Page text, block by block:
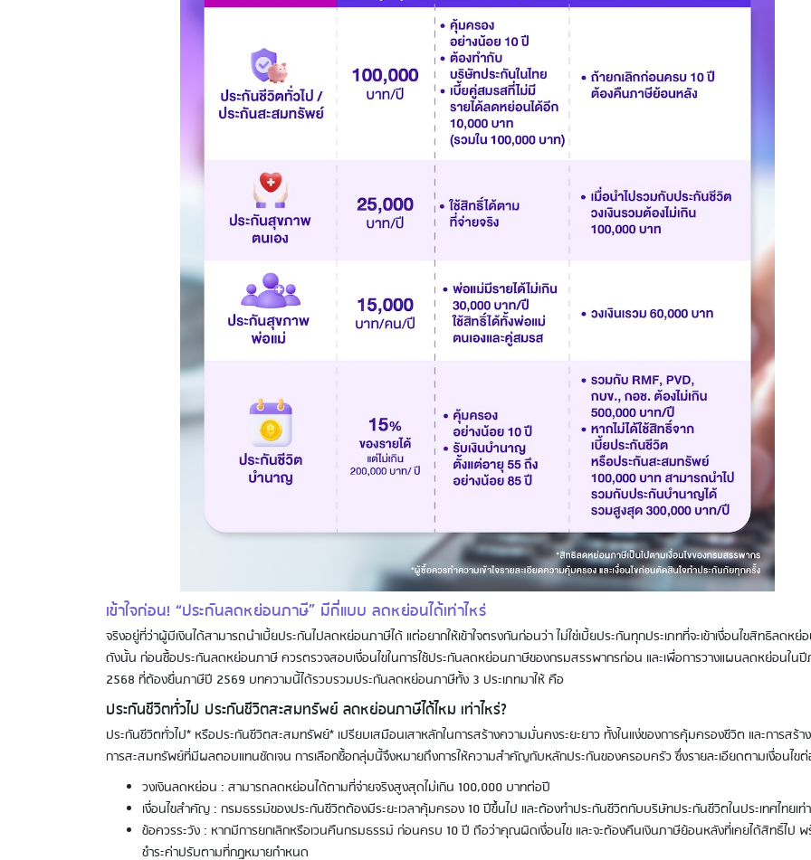
เข้าใจก่อน! “ประกันลดหย่อนภาษี” มีกี่แบบ ลดหย่อนได้เท่าไหร่
จริงอยู่ที่ว่าผู้มีเงินได้สามารถนำเบี้ยประกันไปลดหย่อนภาษีได้ แต่อยากให้เข้าใจตรงกันก่อนว่า ไม่ใช่เบี้ยประกันทุกประเภทที่จะเข้าเงื่อนไขสิทธิลดหย่
ดังนั้น ก่อนซื้อประกันลดหย่อนภาษี ควรตรวจสอบเงื่อนไขในการใช้ประกันลดหย่อนภาษีของกรมสรรพากรก่อน และเพื่อการวางแผนลดหย่อนใน
2568 ที่ต้องยื่นภาษีปี 2569 บทความนี้ได้รวบรวมประกันลดหย่อนภาษีทั้ง 3 ประเภทมาให้ คือ
ประกันชีวิตทั่วไป ประกันชีวิตสะสมทรัพย์ ลดหย่อนภาษีได้ไหม เท่าไหร่?​
ประกันชีวิตทั่วไป* หรือประกันชีวิตสะสมทรัพย์* เปรียบเสมือนเสาหลักในการสร้างความมั่นคงระยะยาว ทั้งในแง่ของการคุ้มครองชีวิต และการสร้า
การสะสมทรัพย์ที่มีผลตอบแทนชัดเจน การเลือกซื้อกลุ่มนี้จึงหมายถึงการให้ความสำคัญกับหลักประกันของครอบครัว ซึ่งรายละเอียดตามเงื่อนไข
วงเงินลดหย่อน : สามารถลดหย่อนได้ตามที่จ่ายจริงสูงสุดไม่เกิน 100,000 บาทต่อปี
เงื่อนไขสำคัญ : กรมธรรม์ของประกันชีวิตต้องมีระยะเวลาคุ้มครอง 10 ปีขึ้นไป และต้องทำประกันชีวิตกับบริษัทประกันชีวิตในประเทศไทยเท่
ข้อควรระวัง : หากมีการยกเลิกหรือเวนคืนกรมธรรม์ ก่อนครบ 10 ปี ถือว่าคุณผิดเงื่อนไข และจะต้องคืนเงินภาษีย้อนหลังที่เคยได้สิทธิ์ไป
ชำระค่าปรับตามที่กฎหมายกำหนด